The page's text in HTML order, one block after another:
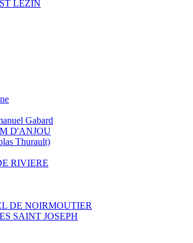
LEZIN
Gabard
D'ANJOU
Thurault)
RIVIERE
DE NOIRMOUTIER
SAINT JOSEPH